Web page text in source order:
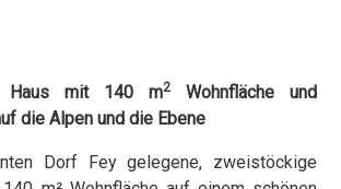
Haus mit 140 m2Wohnfläche und
die Alpen und die Ebene
Dorf Feygelegene, zweistöckige